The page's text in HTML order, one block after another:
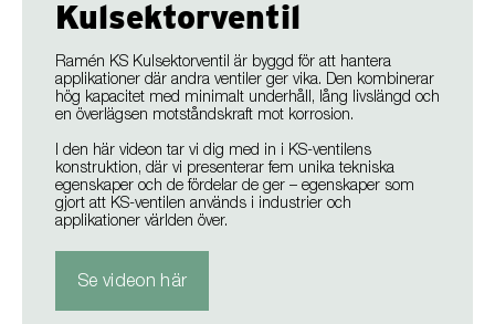
Kulsektorventil
Ramén KS Kulsektorventil är byggd för att hantera
applikationer där andra ventiler ger vika. Den kombinerar
hög kapacitet med minimalt underhåll, lång livslängd och
en överlägsen motståndskraft mot korrosion.
I den här videon tar vi dig med in i KS-ventilens
konstruktion, där vi presenterar fem unika tekniska
egenskaper och de fördelar de ger – egenskaper som
gjort att KS-ventilen används i industrier och
applikationer världen över.
Se videon här